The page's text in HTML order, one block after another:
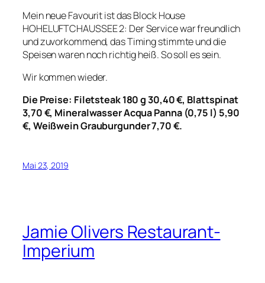
Mein neue Favourit ist das Block House
HOHELUFTCHAUSSEE 2: Der Service war freundlich
und zuvorkommend, das Timing stimmte und die
Speisen waren noch richtig heiß. So soll es sein.
Wir kommen wieder.
Die Preise: Filetsteak 180 g 30,40 €, Blattspinat
3,70 €, Mineralwasser Acqua Panna (0,75 l) 5,90
€, Weißwein Grauburgunder 7,70 €.
Mai 23, 2019
Jamie Olivers Restaurant-
Imperium